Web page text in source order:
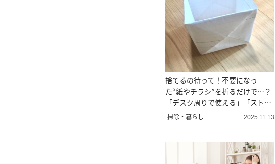
捨てるの待って！不要になっ
た“紙やチラシ”を折るだけで…？
「デスク周りで使える」「ストッ
クする」
掃除・暮らし 2025.11.13